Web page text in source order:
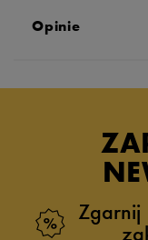
Opinie
Zgarnij